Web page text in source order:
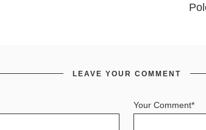
LEAVE YOUR COMMENT
Your Comment*